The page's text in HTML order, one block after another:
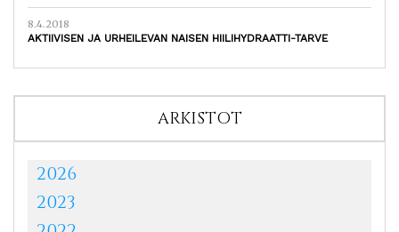
8.4.2018
AKTIIVISEN JA URHEILEVAN NAISEN HIILIHYDRAATTI-TARVE
ARKISTOT
2026
2023